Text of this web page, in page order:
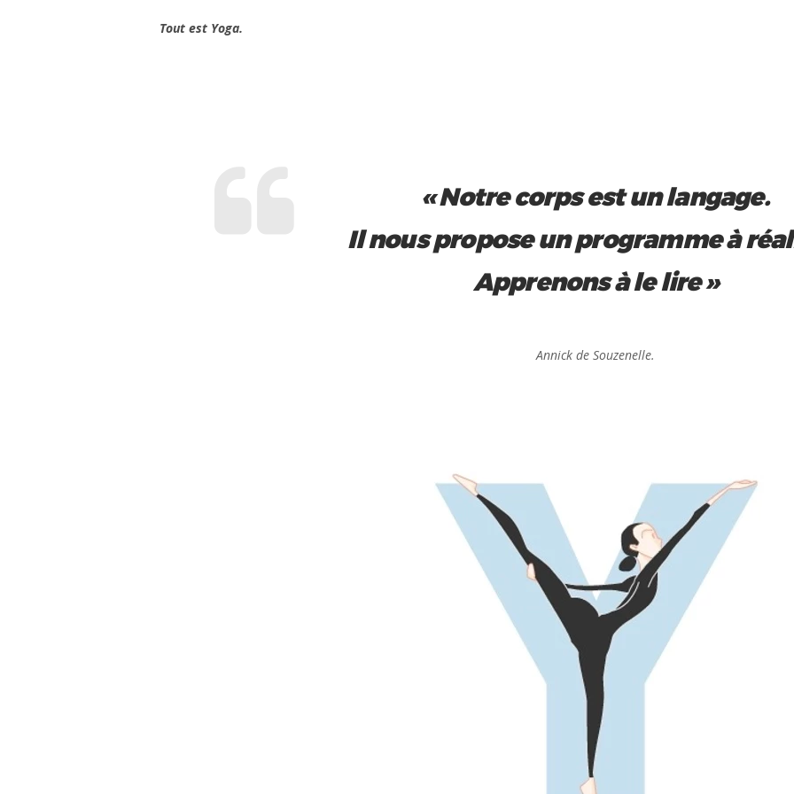
Tout est Yoga.
« Notre corps est un langage.
Il nous propose un programme à
Apprenons à le lire »
Annick de Souzenelle.